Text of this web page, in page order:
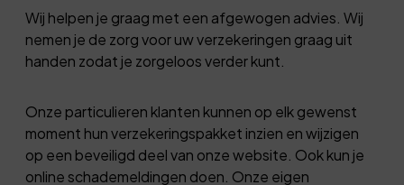
Wij helpen je graag met een afgewogen advies. Wij
nemen je de zorg voor uw verzekeringen graag uit
handen zodat je zorgeloos verder kunt.
Onze particulieren klanten kunnen op elk gewenst
moment hun verzekeringspakket inzien en wijzigen
op een beveiligd deel van onze website. Ook kun je
online schademeldingen doen. Onze eigen